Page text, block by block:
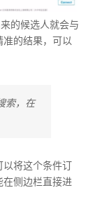
的候选人就会与
的结果，可以
索，在
以将这个条件订
在侧边栏直接进